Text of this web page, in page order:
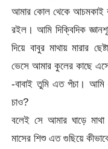
আমার কোল থেকে আচমকাই
রইল। আমি দিক্বিদিক
দিয়ে বাবুর মাথায় মারার
ভেসে আমার কুলের কাছে
-বাবাই তুমি এত পঁচা।
চাও?
বলেই সে আমার ঘাড়ে
মাসের শিশু এত গুছিয়ে